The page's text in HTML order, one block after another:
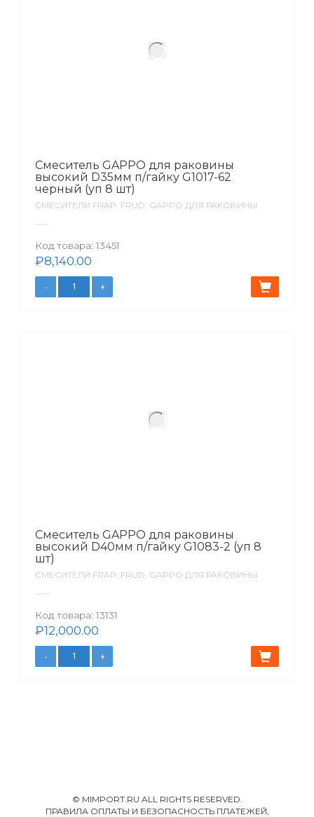
Смеситель GAPPO для раковины
высокий D35мм п/гайку G1017-62
черный (уп 8 шт)
СМЕСИТЕЛИ FRAP, FRUD, GAPPO ДЛЯ РАКОВИНЫ
Код товара: 13451
₽8,140.00
Смеситель GAPPO для раковины
высокий D40мм п/гайку G1083-2 (уп 8
шт)
СМЕСИТЕЛИ FRAP, FRUD, GAPPO ДЛЯ РАКОВИНЫ
Код товара: 13131
₽12,000.00
© MIMPORT.RU ALL RIGHTS RESERVED.
ПРАВИЛА ОПЛАТЫ И БЕЗОПАСНОСТЬ ПЛАТЕЖЕЙ,